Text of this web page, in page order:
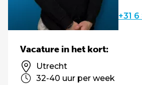
+31 6
Vacature in het kort:
Utrecht
32-40 uur per week